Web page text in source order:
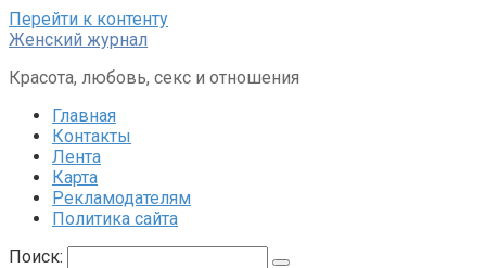
Перейти к контенту
Женский журнал
Красота, любовь, секс и отношения
Главная
Контакты
Лента
Карта
Рекламодателям
Политика сайта
Поиск: